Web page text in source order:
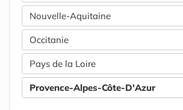
Nouvelle-Aquitaine
Occitanie
Pays de la Loire
Provence-Alpes-Côte-D'Azur